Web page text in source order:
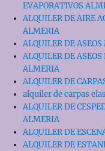
EVAPORATIVOS
ALQUILER DE AIRE
ALMERIA
ALQUILER DE
ALQUILER DE
ALMERIA
ALQUILER DE
alquiler de carpas
ALQUILER DE
ALMERIA
ALQUILER DE
ALQUILER DE